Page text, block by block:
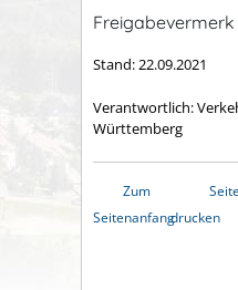
Freigabevermerk
Stand: 22.09.2021
Verantwortlich:
Württemberg
Zum
Seitenanfangdrucken